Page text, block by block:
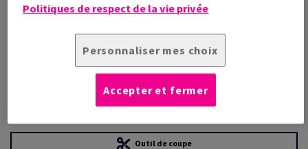
paquet(s)
Outil de coupe
Politiques de respect de la vie privée
Personnaliser mes choix
Accepter et fermer